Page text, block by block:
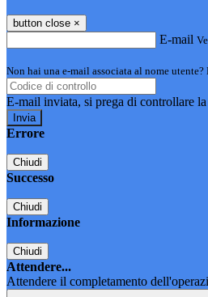
button close ×
E-mail
Non hai una e-mail associata al nome
E-mail inviata, si prega di controllare
Errore
Chiudi
Successo
Chiudi
Informazione
Chiudi
Attendere...
Attendere il completamento